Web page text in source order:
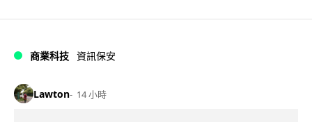
商業科技 資訊保安
Lawton 14 小時